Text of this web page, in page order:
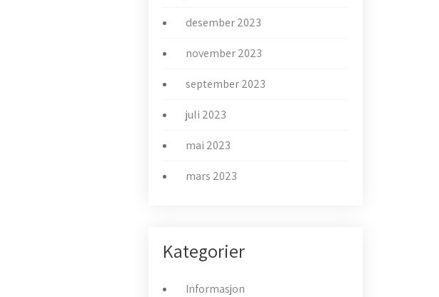
desember 2023
november 2023
september 2023
juli 2023
mai 2023
mars 2023
Kategorier
Informasjon